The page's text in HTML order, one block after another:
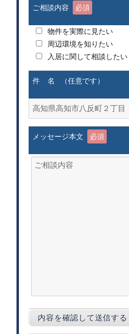
ご相談内容 必須
物件を実際に見たい
周辺環境を知りたい
入居に関して相談したい
件 名 （任意です）
メッセージ本文 必須